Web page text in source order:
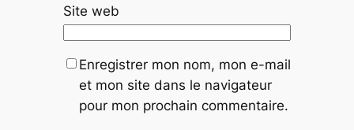
Site web
Enregistrer mon nom, mon e-mail
et mon site dans le navigateur
pour mon prochain commentaire.